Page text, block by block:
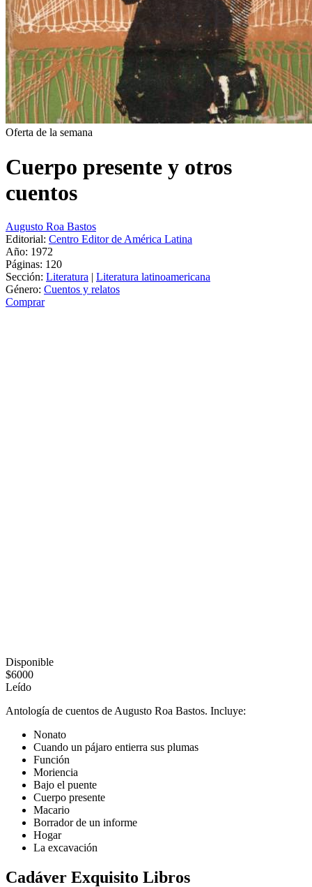
Oferta de la semana
Cuerpo presente y otros
cuentos
Augusto Roa Bastos
Editorial: Centro Editor de América Latina
Año: 1972
Páginas: 120
Sección: Literatura | Literatura latinoamericana
Género: Cuentos y relatos
Comprar
Disponible
$6000
Leído
Antología de cuentos de Augusto Roa Bastos. Incluye:
Nonato
Cuando un pájaro entierra sus plumas
Función
Moriencia
Bajo el puente
Cuerpo presente
Macario
Borrador de un informe
Hogar
La excavación
Cadáver Exquisito Libros